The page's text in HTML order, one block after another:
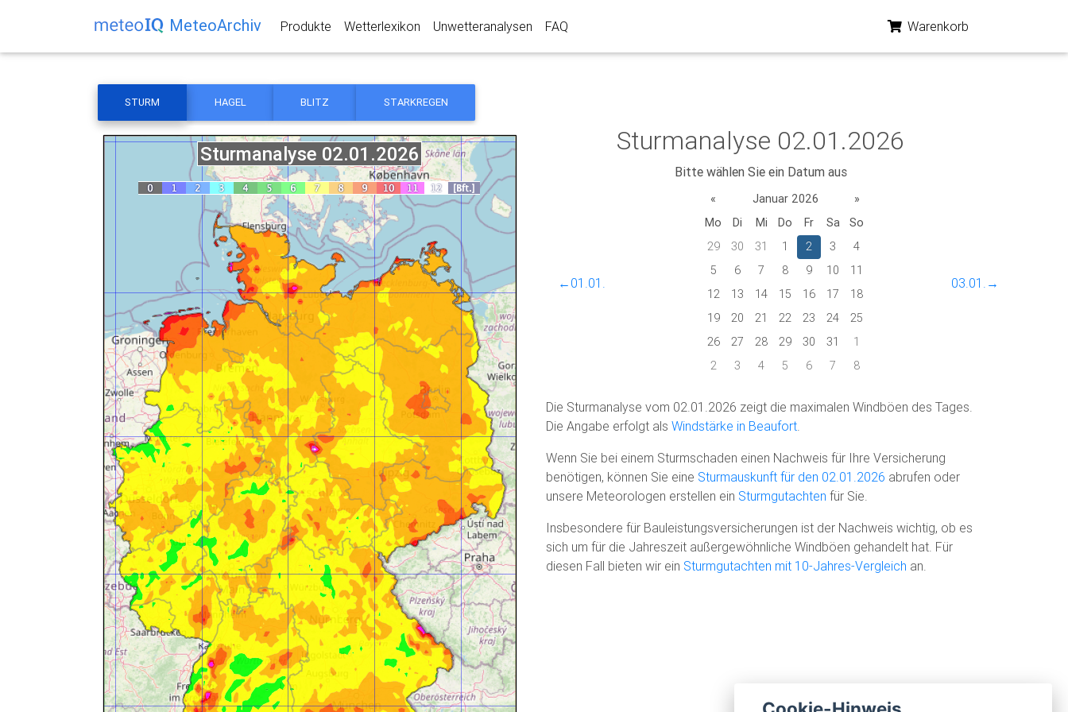
MeteoArchiv Produkte Wetterlexikon Unwetteranalysen FAQ Warenkorb
STURM HAGEL BLITZ STARKREGEN
Sturmanalyse 02.01.2026
Bitte wählen Sie ein Datum aus
←01.01.
« Januar 2026
»
Mo
Di Mi Do Fr Sa
So
29
30 31 1 2 3
4
5
6 7 8 9 10
11
12
13 14 15 16 17
18
19
20 21 22 23 24
25
26
27 28 29 30 31
1
2
3 4 5 6 7 8
03.01.→
Die Sturmanalyse vom 02.01.2026 zeigt die maximalen Windböen des Tages.
Die Angabe erfolgt als Windstärke in Beaufort
Wenn Sie bei einem Sturmschaden einen Nachweis für Ihre Versicherung
benötigen, können Sie eine Sturmauskunft für den 02.01.2026 abrufen oder
unsere Meteorologen erstellen ein Sturmgutachten für Sie.
Insbesondere für Bauleistungsversicherungen ist der Nachweis wichtig, ob es
sich um für die Jahreszeit außergewöhnliche Windböen gehandelt hat. Für
diesen Fall bieten wir ein Sturmgutachten mit 10-Jahres-Vergleich an.